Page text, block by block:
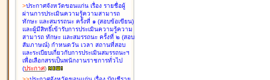
>ประกาศจังหวัดขอนแก่น เรื่อง รายชื่อผู้
ผ่านการประเมินความรู้ความสามารถ
ทักษะ และสมรรถนะ ครั้งที่ ๑ (สอบข้อเขียน)
และผู้มีสิทธิ์เข้ารับการประเมินความรู้ความ
สามารถ ทักษะ และสมรรถนะ ครั้งที่ ๒ (สอบ
สัมภาษณ์) กำหนดวัน เวลา สถานที่สอบ
และระเบียบเกี่ยวกับการประเมินสมรรถนะฯ
เพื่อเลือกสรรเป็นพนักงานราชการทั่วไป
(ประกาศ)